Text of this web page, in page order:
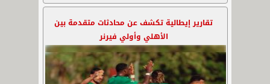
تقارير إيطالية تكشف عن محادثات متقدمة بين
الأهلي وأولي فيرنر